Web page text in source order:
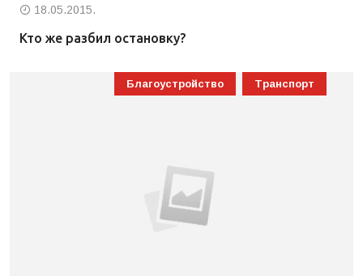
18.05.2015.
Кто же разбил остановку?
Благоустройство Транспорт